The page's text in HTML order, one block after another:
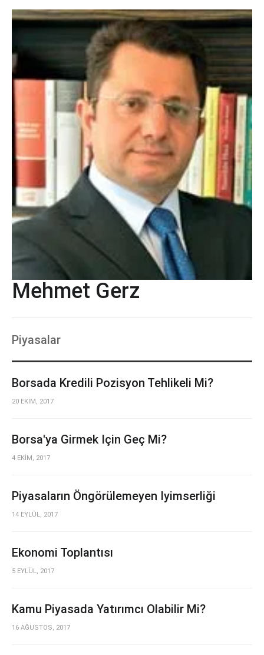
Mehmet Gerz
Piyasalar
Borsada Kredili Pozisyon Tehlikeli Mi?
20 EKİM, 2017
Borsa'ya Girmek Için Geç Mi?
4 EKİM, 2017
Piyasaların Öngörülemeyen Iyimserliği
14 EYLÜL, 2017
Ekonomi Toplantısı
5 EYLÜL, 2017
Kamu Piyasada Yatırımcı Olabilir Mi?
16 AĞUSTOS, 2017